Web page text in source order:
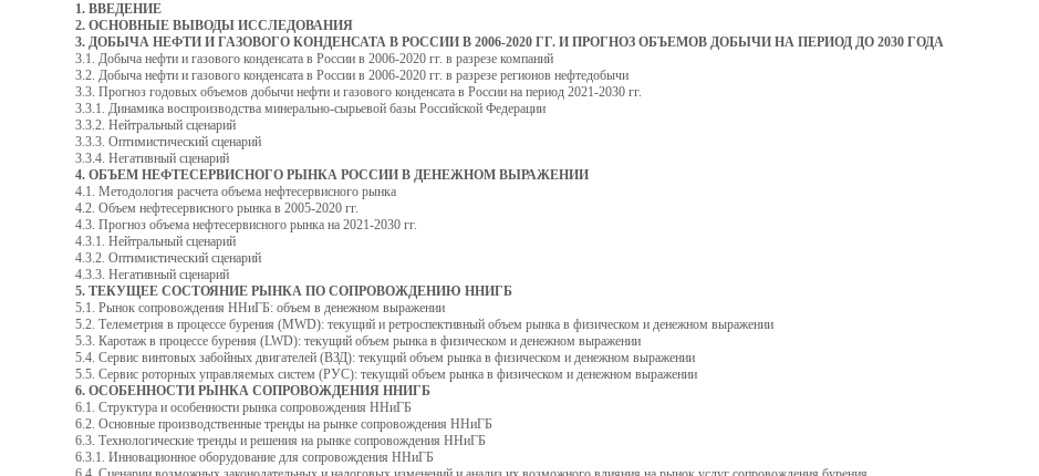
1. ВВЕДЕНИЕ
2. ОСНОВНЫЕ ВЫВОДЫ ИССЛЕДОВАНИЯ
3. ДОБЫЧА НЕФТИ И ГАЗОВОГО КОНДЕНСАТА В РОССИИ В 2006-2020 ГГ. И ПРОГНОЗ ОБЪЕМОВ ДОБЫЧИ НА ПЕРИОД ДО 2030 ГОДА
3.1. Добыча нефти и газового конденсата в России в 2006-2020 гг. в разрезе компаний
3.2. Добыча нефти и газового конденсата в России в 2006-2020 гг. в разрезе регионов нефтедобычи
3.3. Прогноз годовых объемов добычи нефти и газового конденсата в России на период 2021-2030 гг.
3.3.1. Динамика воспроизводства минерально-сырьевой базы Российской Федерации
3.3.2. Нейтральный сценарий
3.3.3. Оптимистический сценарий
3.3.4. Негативный сценарий
4. ОБЪЕМ НЕФТЕСЕРВИСНОГО РЫНКА РОССИИ В ДЕНЕЖНОМ ВЫРАЖЕНИИ
4.1. Методология расчета объема нефтесервисного рынка
4.2. Объем нефтесервисного рынка в 2005-2020 гг.
4.3. Прогноз объема нефтесервисного рынка на 2021-2030 гг.
4.3.1. Нейтральный сценарий
4.3.2. Оптимистический сценарий
4.3.3. Негативный сценарий
5. ТЕКУЩЕЕ СОСТОЯНИЕ РЫНКА ПО СОПРОВОЖДЕНИЮ ННИГБ
5.1. Рынок сопровождения ННиГБ: объем в денежном выражении
5.2. Телеметрия в процессе бурения (MWD): текущий и ретроспективный объем рынка в физическом и денежном выражении
5.3. Каротаж в процессе бурения (LWD): текущий объем рынка в физическом и денежном выражении
5.4. Сервис винтовых забойных двигателей (ВЗД): текущий объем рынка в физическом и денежном выражении
5.5. Сервис роторных управляемых систем (РУС): текущий объем рынка в физическом и денежном выражении
6. ОСОБЕННОСТИ РЫНКА СОПРОВОЖДЕНИЯ ННИГБ
6.1. Структура и особенности рынка сопровождения ННиГБ
6.2. Основные производственные тренды на рынке сопровождения ННиГБ
6.3. Технологические тренды и решения на рынке сопровождения ННиГБ
6.3.1. Инновационное оборудование для сопровождения ННиГБ